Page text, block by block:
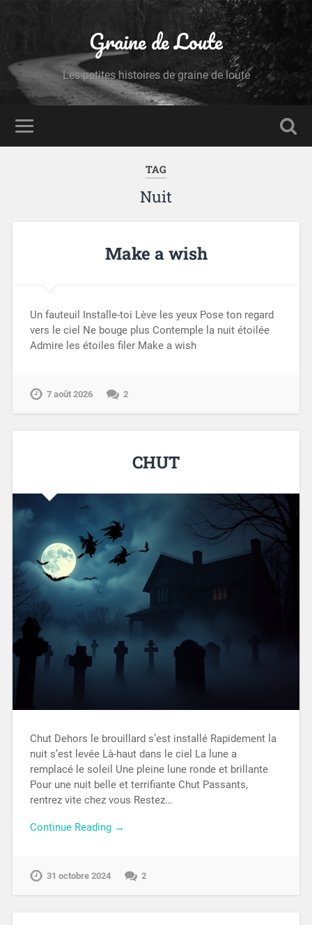
Graine de Loute
Les petites histoires de graine de loute
TAG
Nuit
Make a wish
Un fauteuil Installe-toi Lève les yeux Pose ton regard
vers le ciel Ne bouge plus Contemple la nuit étoilée
Admire les étoiles filer Make a wish
7 août 2026 2
CHUT
Chut Dehors le brouillard s’est installé Rapidement la
nuit s’est levée Là-haut dans le ciel La lune a
remplacé le soleil Une pleine lune ronde et brillante
Pour une nuit belle et terrifiante Chut Passants,
rentrez vite chez vous Restez…
Continue Reading →
31 octobre 2024 2